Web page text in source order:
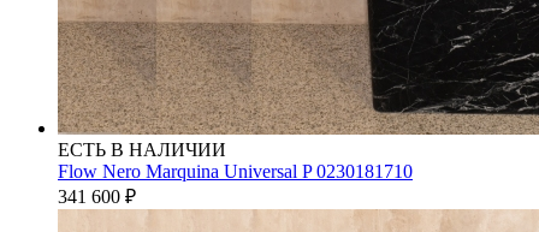
ЕСТЬ В НАЛИЧИИ
Flow Nero Marquina Universal P 0230181710
341 600 ₽